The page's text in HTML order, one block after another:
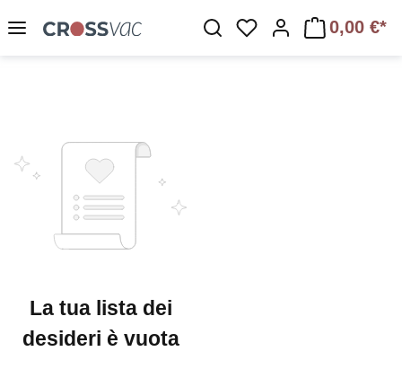
Passa al contenuto principale Hai 0 articoli nella
0,00 €*
La tua lista dei
desideri è vuota